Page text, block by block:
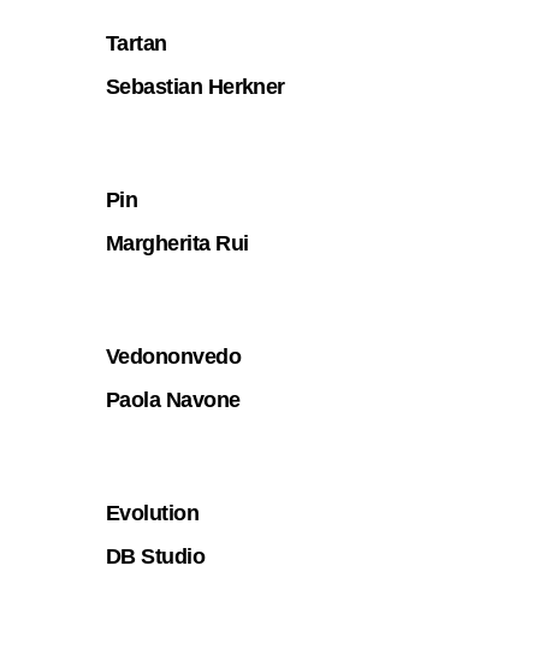
Tartan
Sebastian Herkner
Pin
Margherita Rui
Vedononvedo
Paola Navone
Evolution
DB Studio